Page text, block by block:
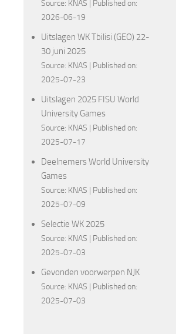
Source: KNAS
Published on:
2026-06-19
Uitslagen WK Tbilisi (GEO) 22-
30 juni 2025
Source: KNAS
Published on:
2025-07-23
Uitslagen 2025 FISU World
University Games
Source: KNAS
Published on:
2025-07-17
Deelnemers World University
Games
Source: KNAS
Published on:
2025-07-09
Selectie WK 2025
Source: KNAS
Published on:
2025-07-03
Gevonden voorwerpen NJK
Source: KNAS
Published on:
2025-07-03